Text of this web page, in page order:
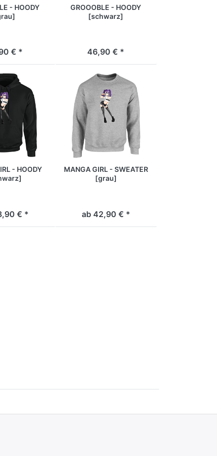
- HOODY
€ *
GROOOBLE - HOODY
[schwarz]
46,90 € *
- HOODY
€ *
MANGA GIRL - SWEATER
[grau]
ab 42,90 € *